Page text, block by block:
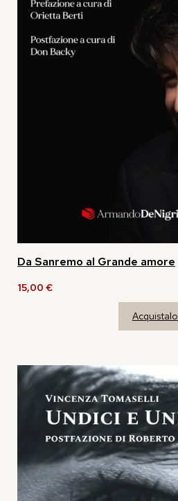
Da Sanremo al Grande amore
15,00 €
Acquistalo